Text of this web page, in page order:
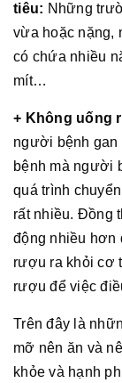
tiêu: Những
vừa hoặc nặng,
có chứa nhiều
mít…
+ Không uống
người bệnh gan
bệnh mà người
quá trình
rất nhiều. Đồng
động nhiều hơn
rượu ra khỏi cơ
rượu để việc
Trên đây là
mỡ nên ăn và
khỏe và hạnh